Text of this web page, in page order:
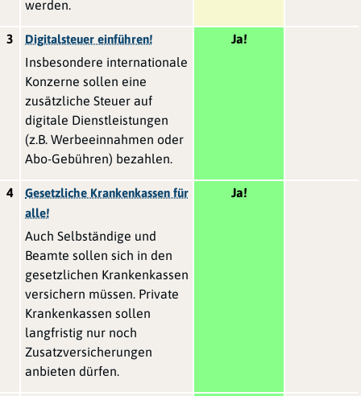
werden.
3 Digitalsteuer einführen!
Insbesondere internationale
Konzerne sollen eine
zusätzliche Steuer auf
digitale Dienstleistungen
(z.B. Werbeeinnahmen oder
Abo-Gebühren) bezahlen.
Ja!
4
Gesetzliche Krankenkassen für
alle!
Auch Selbständige und
Beamte sollen sich in den
gesetzlichen Krankenkassen
versichern müssen. Private
Krankenkassen sollen
langfristig nur noch
Zusatzversicherungen
anbieten dürfen.
Ja!